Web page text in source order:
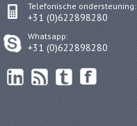
Telefonische ondersteuning:
+31 (0)622898280
Whatsapp:
+31 (0)622898280